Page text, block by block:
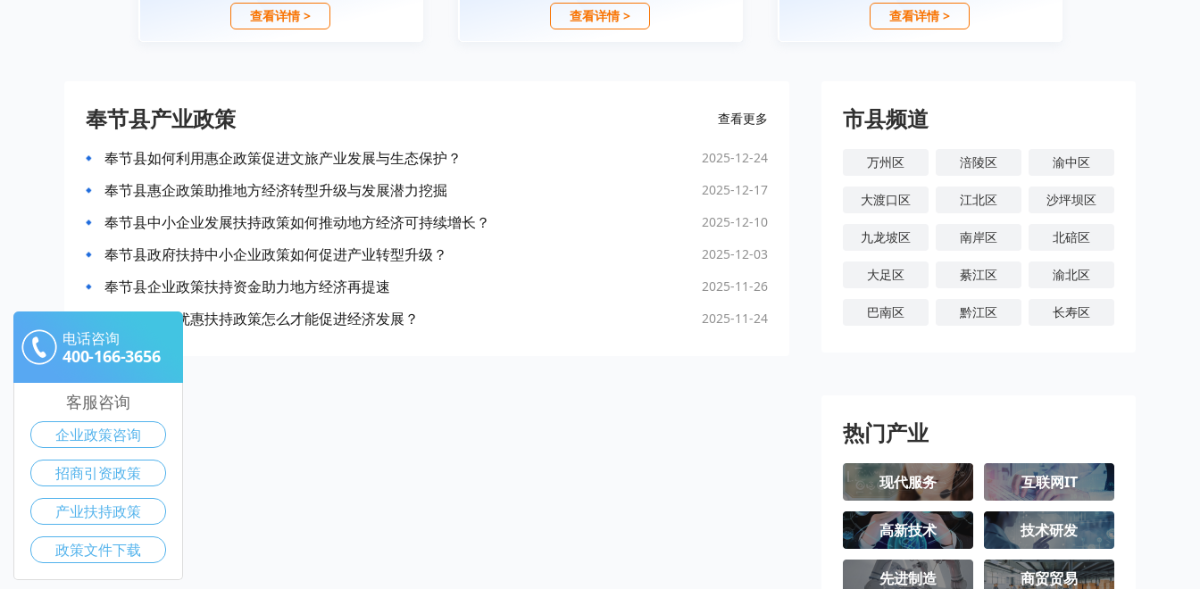
查看详情 > 查看详情 > 查看详情 >
奉节县产业政策 查看更多
奉节县如何利用惠企政策促进文旅产业发展与生态保护？ 2025-12-24
奉节县惠企政策助推地方经济转型升级与发展潜力挖掘 2025-12-17
奉节县中小企业发展扶持政策如何推动地方经济可持续增长？ 2025-12-10
奉节县政府扶持中小企业政策如何促进产业转型升级？ 2025-12-03
奉节县企业政策扶持资金助力地方经济再提速 2025-11-26
奉节县企业优惠扶持政策怎么才能促进经济发展？ 2025-11-24
市县频道
万州区 涪陵区 渝中区
大渡口区 江北区 沙坪坝区
九龙坡区 南岸区 北碚区
大足区 綦江区 渝北区
巴南区 黔江区 长寿区
丰都县
忠县 开州区 云阳县
奉节县 巫山县 巫溪县
石柱土家族自
治县
秀山土家族苗
族自治县
酉阳土家族苗
族自治县
彭水苗族土家
江津区 合川区
热门产业
现代服务 互联网IT
高新技术 技术研发
先进制造 商贸贸易
电话咨询
400-166-3656
客服咨询
企业政策咨询
招商引资政策
产业扶持政策
政策文件下载